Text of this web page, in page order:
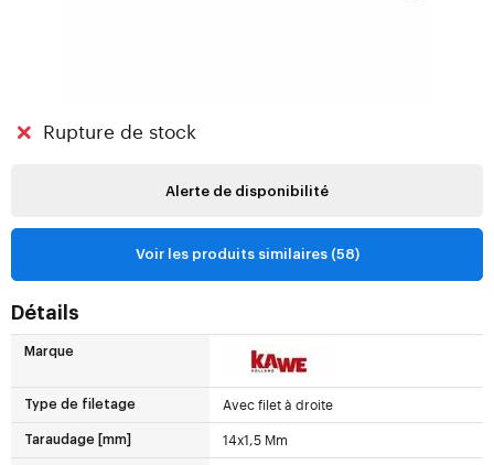
Rupture de stock
Alerte de disponibilité
Voir les produits similaires (58)
Détails
Marque
Type de filetage Avec filet à droite
Taraudage [mm] 14x1,5 Mm